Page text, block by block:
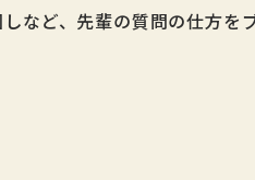
など、先輩の質問の仕方を